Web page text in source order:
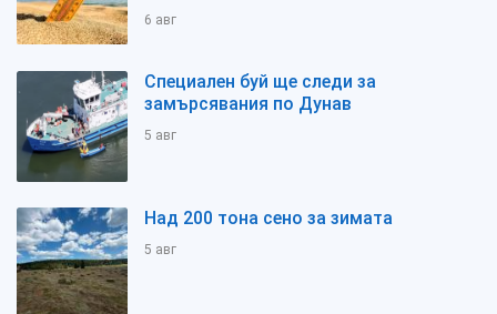
6 авг
Специален буй ще следи за
замърсявания по Дунав
5 авг
Над 200 тона сено за зимата
5 авг